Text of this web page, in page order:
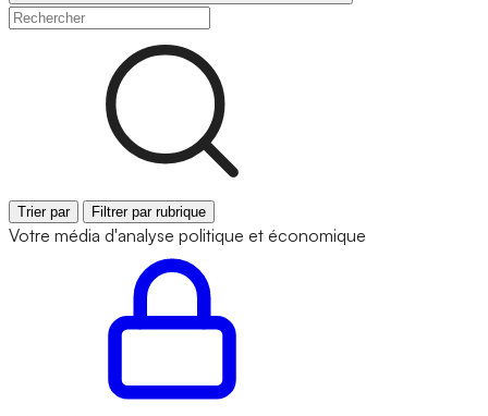
Trier par Filtrer par rubrique
Votre média d'analyse politique et économique